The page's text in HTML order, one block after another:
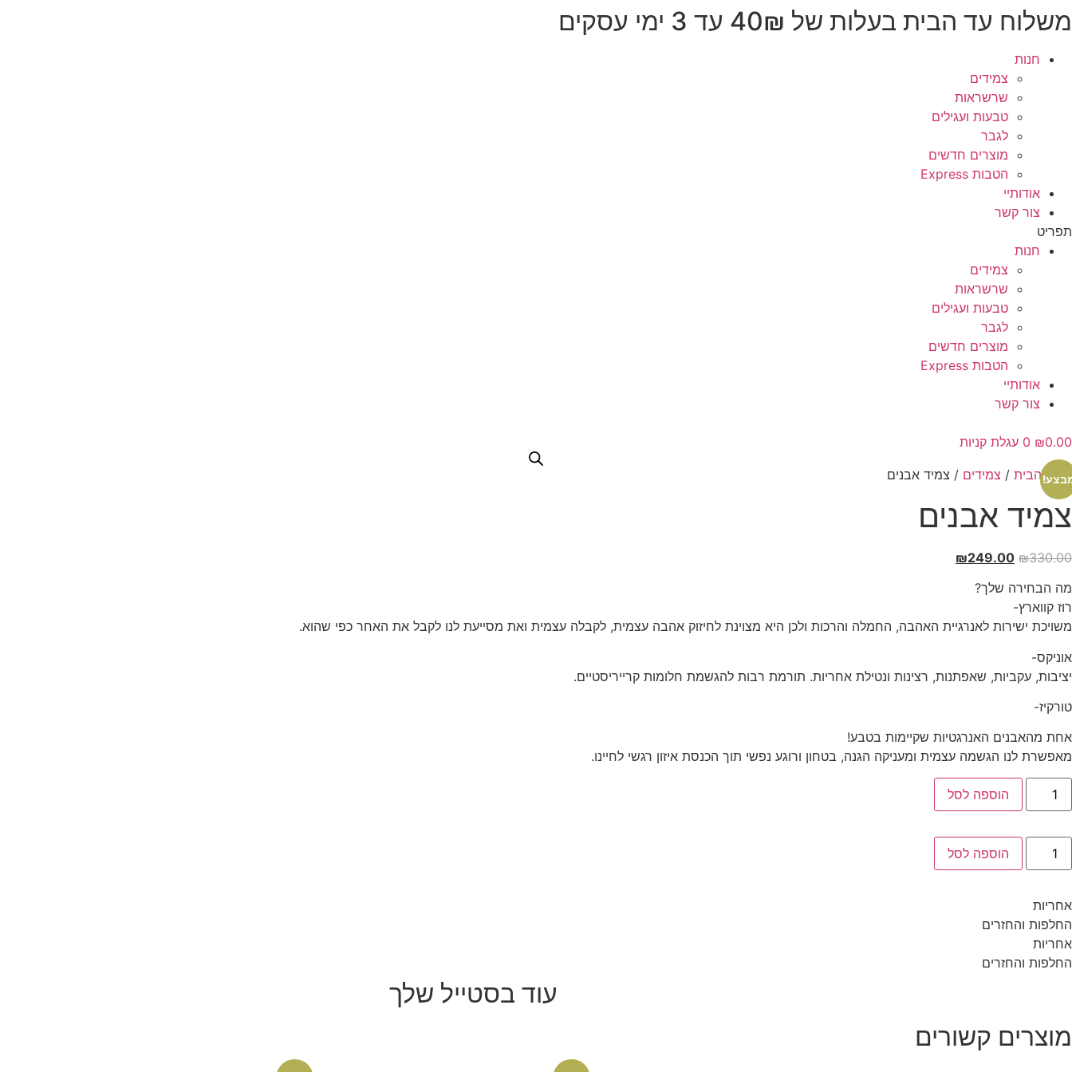
דלג
לתוכן
משלוח עד הבית בעלות של 40₪ עד 3 ימי עסקים
חנות
צמידים
שרשראות
טבעות ועגילים
לגבר
מוצרים חדשים
הטבות Express
אודותיי
צור קשר
תפריט
חנות
צמידים
שרשראות
טבעות ועגילים
לגבר
מוצרים חדשים
הטבות Express
אודותיי
צור קשר
₪0.00
0 עגלת קניות
עמוד הבית / צמידים / צמיד אבנים
צמיד אבנים
₪330.00
המחיר
היה:
₪330.00.
₪249.00
מה הבחירה שלך?
רוז קווארץ-
משויכת ישירות לאנרגיית האהבה, החמלה והרכות ולכן היא מצוינת לחיזוק אהבה עצמית, לקבלה עצמית ואת מסייעת לנו לקבל את האחר כפי שהוא.
אוניקס-
יציבות, עקביות, שאפתנות, רצינות ונטילת אחריות. תורמת רבות להגשמת חלומות קרייריסטיים.
טורקיז-
אחת מהאבנים האנרגטיות שקיימות בטבע!
מאפשרת לנו הגשמה עצמית ומעניקה הגנה, בטחון ורוגע נפשי תוך הכנסת איזון רגשי לחיינו.
כמות
צמיד
הוספה לסל
כמות
צמיד
הוספה לסל
אחריות
החלפות והחזרים
אחריות
החלפות והחזרים
עוד בסטייל שלך
מוצרים קשורים